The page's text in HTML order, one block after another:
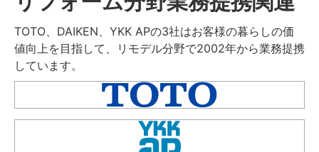
TOTO、DAIKEN、YKK APの3社はお客様の暮らしの価
値向上を目指して、リモデル分野で2002年から業務提携
しています。